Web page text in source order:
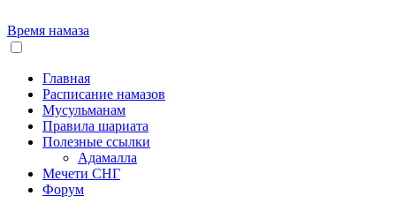
Время намаза
Главная
Расписание намазов
Мусульманам
Правила шариата
Полезные ссылки
Адамалла
Мечети СНГ
Форум